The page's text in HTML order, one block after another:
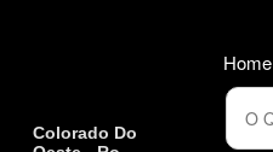
Colorado Do
Home